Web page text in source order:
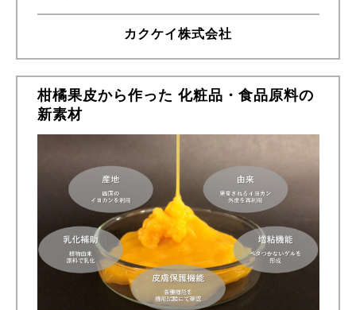
カクケイ株式会社
柑橘果皮から作った 化粧品・食品原料の
新素材